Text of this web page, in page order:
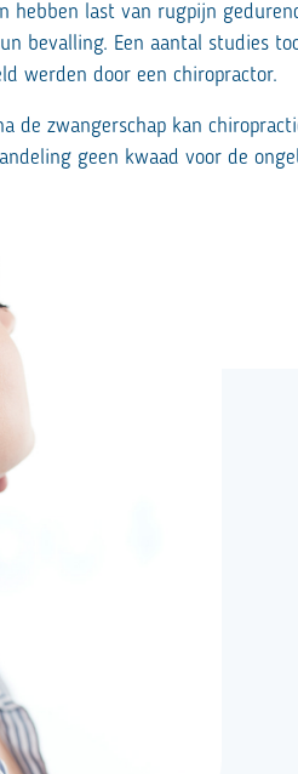
hebben last van rugpijn
bevalling. Een aantal studies
werden door een chiropractor.
de zwangerschap kan
geen kwaad voor de